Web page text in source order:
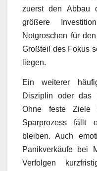
zuerst den Abbau
größere
Notgroschen für
Großteil des Fokus
liegen.
Ein weiterer
Disziplin oder das
Ohne feste Ziele
Sparprozess fällt
bleiben. Auch
Panikverkäufe bei
Verfolgen